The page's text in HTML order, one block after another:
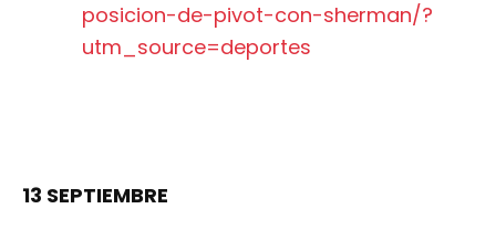
posicion-de-pivot-con-sherman/?
utm_source=deportes
13 SEPTIEMBRE